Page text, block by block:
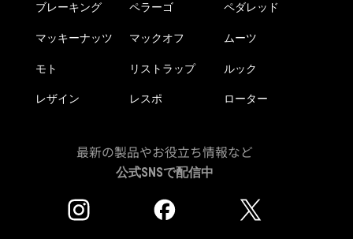
ブレーキング ペラーゴ ペダレッド
マッキーナッツ マックオフ ムーツ
モト リストラップ ルック
レザイン レスポ ローター
最新の製品やお役立ち情報など
公式SNSで配信中